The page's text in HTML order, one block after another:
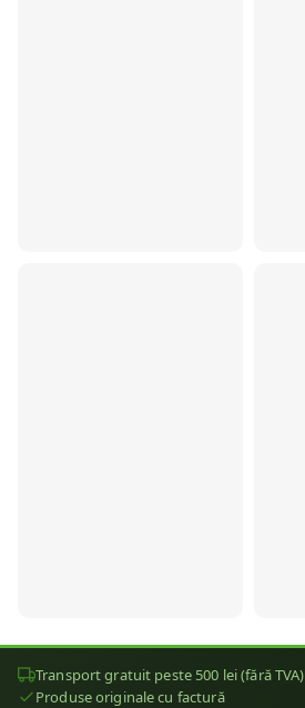
Transport gratuit peste 500 lei (fără TVA)
Produse originale cu factură